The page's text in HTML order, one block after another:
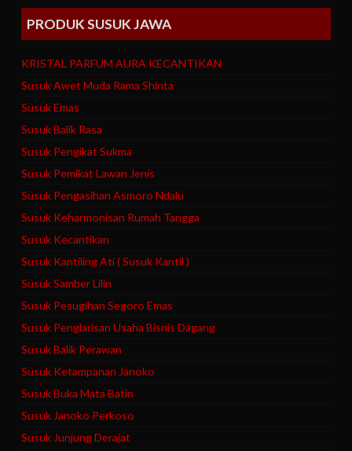
PRODUK SUSUK JAWA
KRISTAL PARFUM AURA KECANTIKAN
Susuk Awet Muda Rama Shinta
Susuk Emas
Susuk Balik Rasa
Susuk Pengikat Sukma
Susuk Pemikat Lawan Jenis
Susuk Pengasihan Asmoro Ndalu
Susuk Keharmonisan Rumah Tangga
Susuk Kecantikan
Susuk Kantiling Ati ( Susuk Kantil )
Susuk Samber Lilin
Susuk Pesugihan Segoro Emas
Susuk Penglarisan Usaha Bisnis Dagang
Susuk Balik Perawan
Susuk Ketampanan Janoko
Susuk Buka Mata Batin
Susuk Janoko Perkoso
Susuk Junjung Derajat